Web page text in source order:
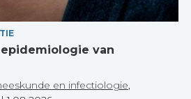
van
en infectiologie,